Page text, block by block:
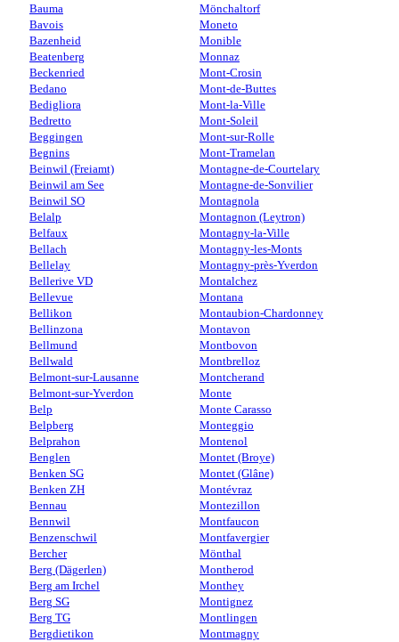
Bauma
Bavois
Bazenheid
Beatenberg
Beckenried
Bedano
Bedigliora
Bedretto
Beggingen
Begnins
Beinwil (Freiamt)
Beinwil am See
Beinwil SO
Belalp
Belfaux
Bellach
Bellelay
Bellerive VD
Bellevue
Bellikon
Bellinzona
Bellmund
Bellwald
Belmont-sur-Lausanne
Belmont-sur-Yverdon
Belp
Belpberg
Belprahon
Benglen
Benken SG
Benken ZH
Bennau
Bennwil
Benzenschwil
Bercher
Berg (Dägerlen)
Berg am Irchel
Berg SG
Berg TG
Bergdietikon
Mönchaltorf
Moneto
Monible
Monnaz
Mont-Crosin
Mont-de-Buttes
Mont-la-Ville
Mont-Soleil
Mont-sur-Rolle
Mont-Tramelan
Montagne-de-Courtelary
Montagne-de-Sonvilier
Montagnola
Montagnon (Leytron)
Montagny-la-Ville
Montagny-les-Monts
Montagny-près-Yverdon
Montalchez
Montana
Montaubion-Chardonney
Montavon
Montbovon
Montbrelloz
Montcherand
Monte
Monte Carasso
Monteggio
Montenol
Montet (Broye)
Montet (Glâne)
Montévraz
Montezillon
Montfaucon
Montfavergier
Mönthal
Montherod
Monthey
Montignez
Montlingen
Montmagny